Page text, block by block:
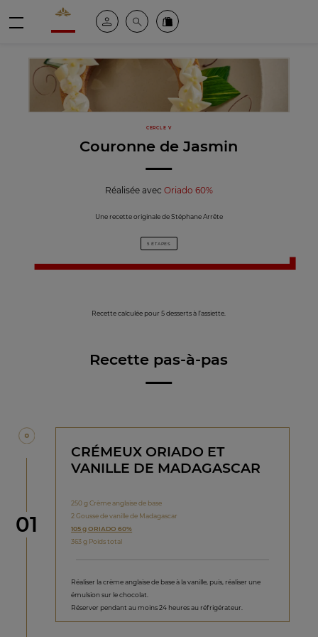
Valrhona - Imaginons le meilleur du chocolat
Espace clientRechercheCommandez en ligne
CERCLE V
Couronne de Jasmin
Réalisée avec Oriado 60%
Une recette originale de Stéphane Arrête
5 ÉTAPES
Recette calculée pour 5 desserts à l’assiette.
Recette pas-à-pas
étape
01
CRÉMEUX ORIADO ET
VANILLE DE MADAGASCAR
250 g Crème anglaise de base
2 Gousse de vanille de Madagascar
105 g ORIADO 60%
363 g Poids total
Réaliser la crème anglaise de base à la vanille, puis, réaliser une
émulsion sur le chocolat.
Réserver pendant au moins 24 heures au réfrigérateur.